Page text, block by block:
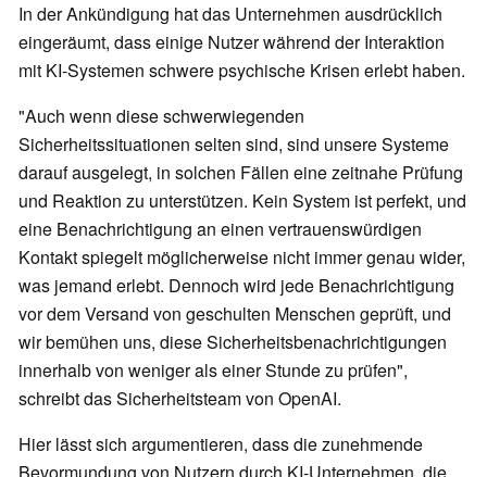
In der Ankündigung hat das Unternehmen ausdrücklich
eingeräumt, dass einige Nutzer während der Interaktion
mit KI-Systemen schwere psychische Krisen erlebt haben.
"Auch wenn diese schwerwiegenden
Sicherheitssituationen selten sind, sind unsere Systeme
darauf ausgelegt, in solchen Fällen eine zeitnahe Prüfung
und Reaktion zu unterstützen. Kein System ist perfekt, und
eine Benachrichtigung an einen vertrauenswürdigen
Kontakt spiegelt möglicherweise nicht immer genau wider,
was jemand erlebt. Dennoch wird jede Benachrichtigung
vor dem Versand von geschulten Menschen geprüft, und
wir bemühen uns, diese Sicherheitsbenachrichtigungen
innerhalb von weniger als einer Stunde zu prüfen",
schreibt das Sicherheitsteam von OpenAI.
Hier lässt sich argumentieren, dass die zunehmende